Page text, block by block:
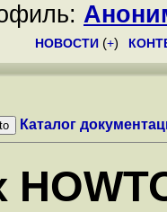
НОВОСТИ (+)
Каталог